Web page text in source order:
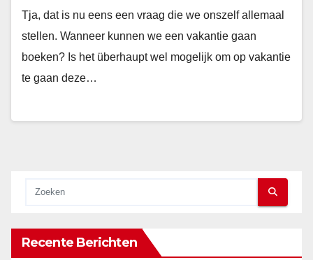
Tja, dat is nu eens een vraag die we onszelf allemaal
stellen. Wanneer kunnen we een vakantie gaan
boeken? Is het überhaupt wel mogelijk om op vakantie
te gaan deze…
Recente Berichten